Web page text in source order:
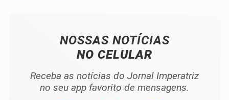
NOSSAS NOTÍCIAS
NO CELULAR
Receba as notícias do Jornal Imperatriz
no seu app favorito de mensagens.